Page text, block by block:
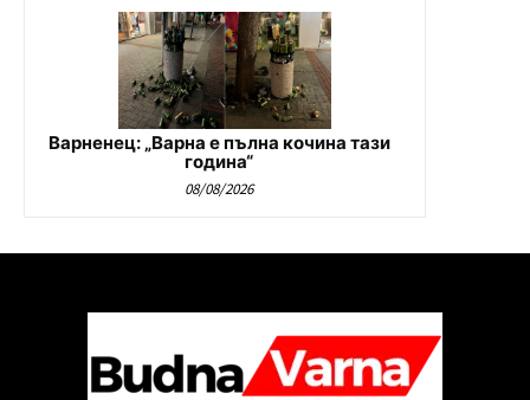
Варненец: „Варна е пълна кочина тази
година“
08/08/2026